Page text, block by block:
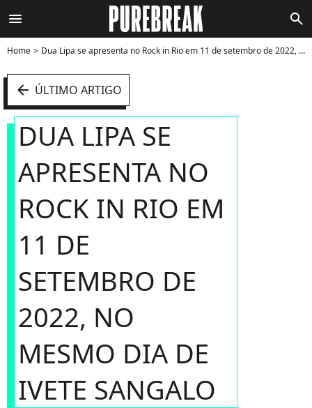
menu search
Home Dua Lipa se apresenta no Rock in Rio em 11 de setembro de 2022, no mesmo dia de Ivete Sangalo - Foto
arrow_left ÚLTIMO ARTIGO
DUA LIPA SE
APRESENTA NO
ROCK IN RIO EM
11 DE
SETEMBRO DE
2022, NO
MESMO DIA DE
IVETE SANGALO